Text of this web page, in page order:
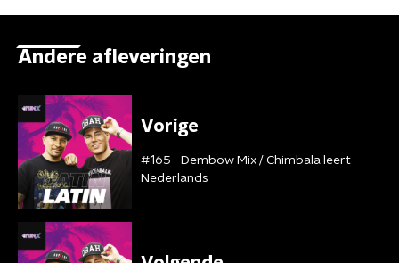
Andere afleveringen
Vorige
#165 - Dembow Mix / Chimbala leert
Nederlands